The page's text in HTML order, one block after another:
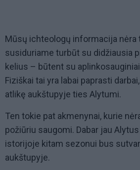
Mūsų ichteologų informacija nėra
susiduriame turbūt su didžiausia
kelius – būtent su
Fiziškai tai yra labai paprasti
atlikę aukštupyje ties Alytumi.
Ten tokie pat akmenynai, kurie
požiūriu saugomi. Dabar jau
istorijoje kitam sezonui bus
aukštupyje.